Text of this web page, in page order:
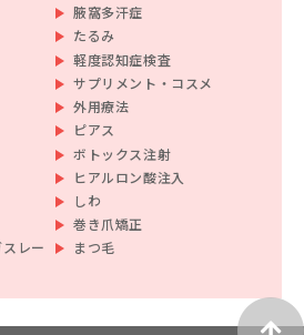
腋窩多汗症
たるみ
軽度認知症検査
サプリメント・コスメ
外用療法
ピアス
ボトックス注射
ヒアルロン酸注入
しわ
巻き爪矯正
レー
まつ毛